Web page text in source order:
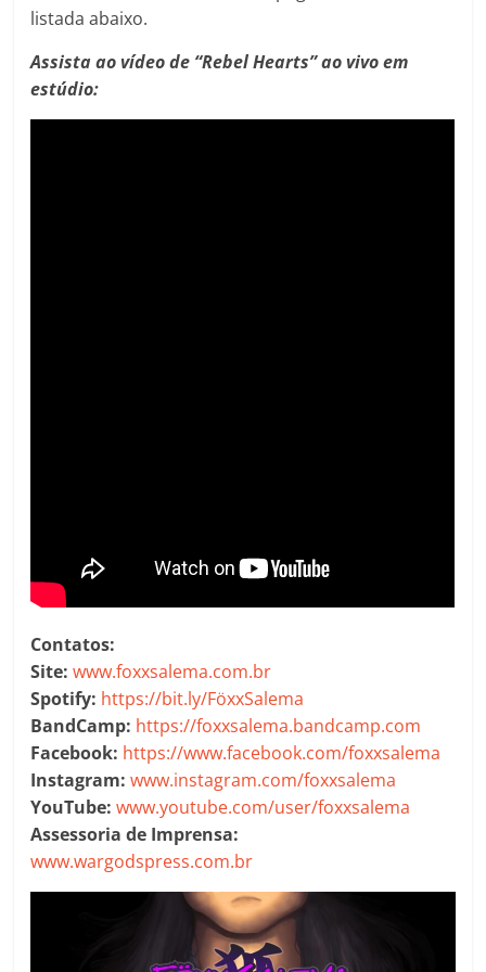
listada abaixo.
Assista ao vídeo de “Rebel Hearts” ao vivo em
estúdio:
Contatos:
Site: www.foxxsalema.com.br
Spotify: https://bit.ly/FöxxSalema
BandCamp: https://foxxsalema.bandcamp.com
Facebook: https://www.facebook.com/foxxsalema
Instagram: www.instagram.com/foxxsalema
YouTube:www.youtube.com/user/foxxsalema
Assessoria de Imprensa:
www.wargodspress.com.br